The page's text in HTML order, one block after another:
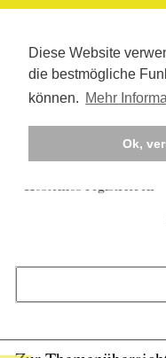
Diese Website
die bestmögliche
können. Mehr
Ok,
Kostenlos registrieren